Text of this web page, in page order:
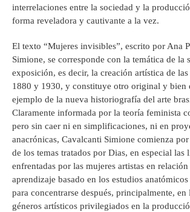
interrelaciones entre la sociedad y la
forma reveladora y cautivante a la vez.
El texto “Mujeres invisibles”, escrito por Ana
Simione, se corresponde con la temática de la
exposición, es decir, la creación artística de las
1880 y 1930, y constituye otro original y bien
ejemplo de la nueva historiografía del arte
Claramente informada por la teoría feminista
pero sin caer ni en simplificaciones, ni en
anacrónicas, Cavalcanti Simione comienza
de los temas tratados por Dias, en especial las
enfrentadas por las mujeres artistas en
aprendizaje basado en los estudios
para concentrarse después, principalmente, en
géneros artísticos privilegiados en la